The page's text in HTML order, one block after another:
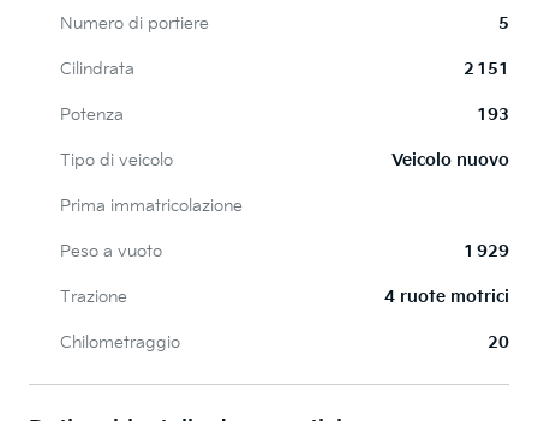
Numero di portiere 5
Cilindrata 2 151
Potenza 193
Tipo di veicolo Veicolo nuovo
Prima immatricolazione
Peso a vuoto 1 929
Trazione 4 ruote motrici
Chilometraggio 20